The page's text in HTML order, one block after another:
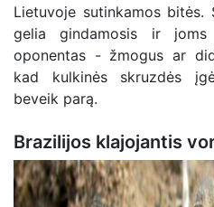
Lietuvoje sutinkamos bitės.
gelia gindamosis ir
oponentas - žmogus ar
kad kulkinės skruzdės
beveik parą.
Brazilijos klajojantis